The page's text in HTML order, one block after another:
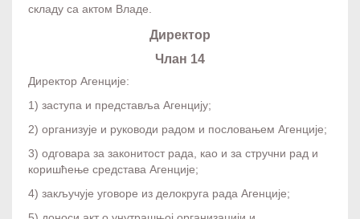
складу са актом Владе.
Директор
Члан 14
Директор Агенције:
1) заступа и представља Агенцију;
2) организује и руководи радом и пословањем Агенције;
3) одговара за законитост рада, као и за стручни рад и
коришћење средстава Агенције;
4) закључује уговоре из делокруга рада Агенције;